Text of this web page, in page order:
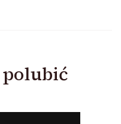
polubić